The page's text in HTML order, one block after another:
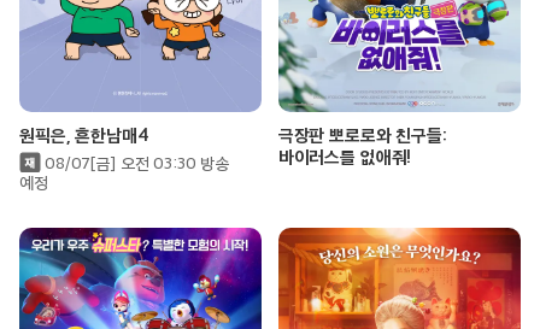
원픽은, 흔한남매4
08/07[금] 오전 03:30 방송
예정
극장판 뽀로로와 친구들:
바이러스를 없애줘!